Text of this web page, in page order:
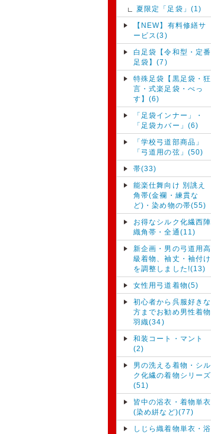
夏限定「足袋」(1)
【NEW】有料修繕サ
ービス(3)
白足袋【令和型・定番
足袋】(7)
特殊足袋【黒足袋・狂
言・式楽足袋・べっ
す】(6)
「足袋インナー」・
「足袋カバー」(6)
「学校弓道部商品」
「弓道用の弦」(50)
帯(33)
能楽仕舞向け 別誂え
角帯(金襴・練貫な
ど)・染め物の帯(55)
お得なシルク化繊西陣
織角帯・全通(11)
新企画・男の弓道用高
級着物、袖丈・袖付け
を調整しました!(13)
女性用弓道着物(5)
初心者から呉服好きな
方までお勧め男性着物
羽織(34)
和装コート・マント
(2)
男の洗える着物・シル
ク化繊の着物シリーズ
(51)
皆中の浴衣・着物単衣
(染め絣など)(77)
しじら織着物単衣・浴